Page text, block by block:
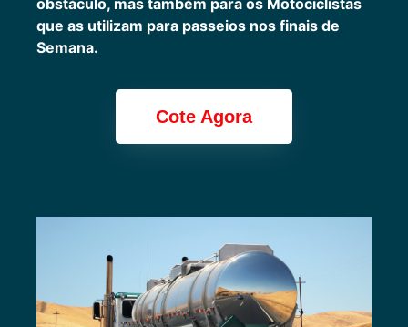
que as utilizam para passeios nos finais de
Semana.
Cote Agora